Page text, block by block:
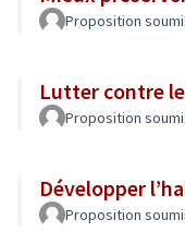
Proposition
Lutter contre
Proposition
Développer
Proposition